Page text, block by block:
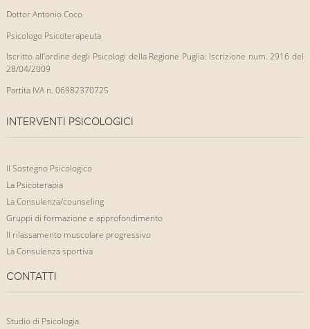
Dottor Antonio Coco
Psicologo Psicoterapeuta
Iscritto all’ordine degli Psicologi della Regione Puglia: Iscrizione num. 2916 del
28/04/2009
Partita IVA n. 06982370725
INTERVENTI PSICOLOGICI
Il Sostegno Psicologico
La Psicoterapia
La Consulenza/counseling
Gruppi di formazione e approfondimento
Il rilassamento muscolare progressivo
La Consulenza sportiva
CONTATTI
Studio di Psicologia